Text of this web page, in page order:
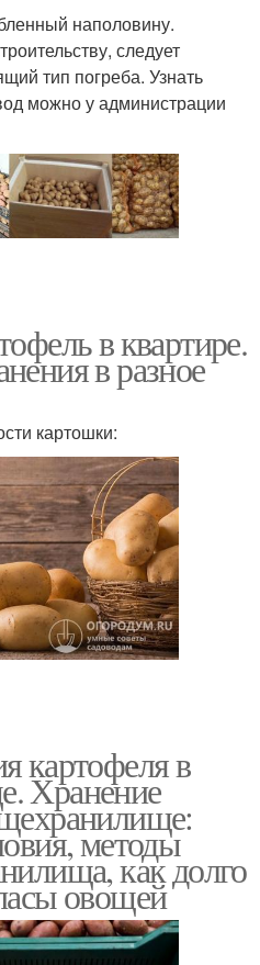
наполовину.
следует
тип погреба. Узнать
можно у администрации
в квартире.
в разное
картошки:
картофеля в
Хранение
методы
как долго
овощей